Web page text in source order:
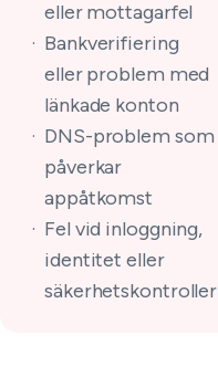
eller mottagarfel
Bankverifiering
eller problem med
länkade konton
DNS-problem som
påverkar
appåtkomst
Fel vid inloggning,
identitet eller
säkerhetskontroller